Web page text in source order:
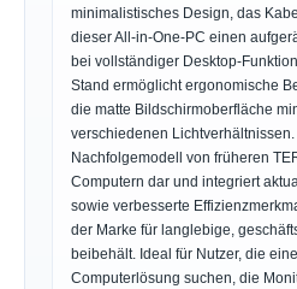
minimalistisches Design, das
dieser All-in-One-PC einen
bei vollständiger Desktop-
Stand ermöglicht ergonomische
die matte Bildschirmoberfläche
verschiedenen
Nachfolgemodell von früheren
Computern dar und integriert
sowie verbesserte
der Marke für langlebige,
beibehält. Ideal für Nutzer, die
Computerlösung suchen, die